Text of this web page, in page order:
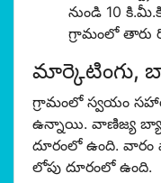
నుండి 10
గ్రామంలో తారు
మార్కెటింగు,
గ్రామంలో స్వయం
ఉన్నాయి. వాణిజ్య
దూరంలో ఉంది. వారం
లోపు దూరంలో ఉంది.